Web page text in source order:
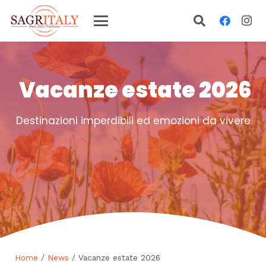
Vacanze estate 2026
Destinazioni imperdibili ed emozioni da vivere
Home / News / Vacanze estate 2026